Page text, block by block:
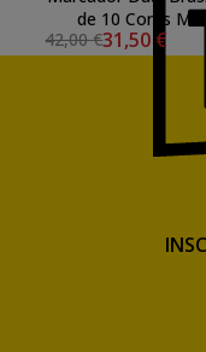
de 10 Cores
42,00 €31,50 €